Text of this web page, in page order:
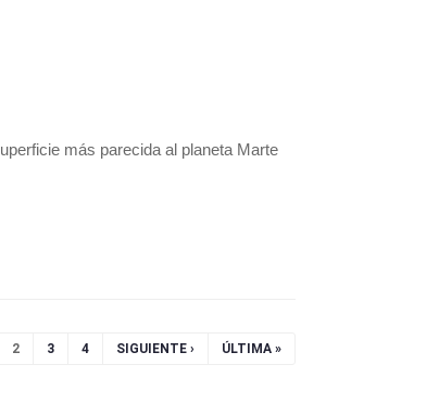
más parecida al planeta Marte
2 3 4 SIGUIENTE › ÚLTIMA »